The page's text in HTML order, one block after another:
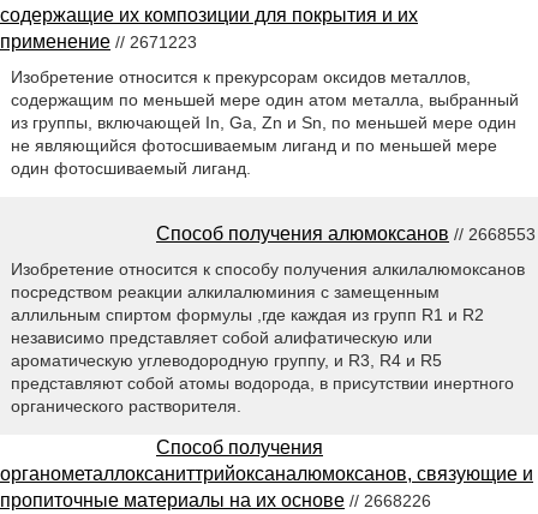
содержащие их композиции для покрытия и их
применение // 2671223
Изобретение относится к прекурсорам оксидов металлов,
содержащим по меньшей мере один атом металла, выбранный
из группы, включающей In, Ga, Zn и Sn, по меньшей мере один
не являющийся фотосшиваемым лиганд и по меньшей мере
один фотосшиваемый лиганд.
Способ получения алюмоксанов // 2668553
Изобретение относится к способу получения алкилалюмоксанов
посредством реакции алкилалюминия с замещенным
аллильным спиртом формулы ,где каждая из групп R1 и R2
независимо представляет собой алифатическую или
ароматическую углеводородную группу, и R3, R4 и R5
представляют собой атомы водорода, в присутствии инертного
органического растворителя.
Способ получения
органометаллоксаниттрийоксаналюмоксанов, связующие и
пропиточные материалы на их основе // 2668226